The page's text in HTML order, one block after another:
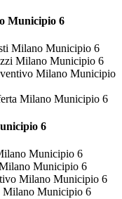
Municipio 6
Milano Municipio 6
Milano Municipio 6
Milano Municipio
Milano Municipio 6
6
Municipio 6
Municipio 6
Milano Municipio 6
Milano Municipio 6